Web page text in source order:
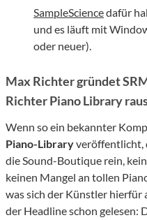
SampleSciencedafür
und es läuft mit
oder neuer).
Max Richter gründet
Richter Piano Library
Wenn so ein bekannter
Piano-Libraryveröffentlicht,
die Sound-Boutique rein,
keinen Mangel an tollen
was sich der Künstler hierfür
der Headline schon gelesen: